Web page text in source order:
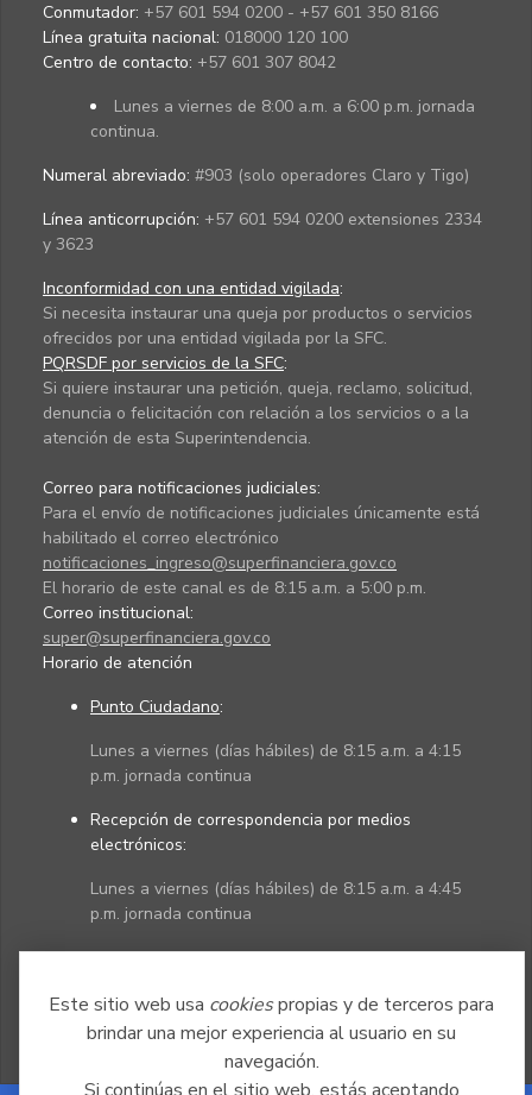
Este sitio web usa cookiespropias y de terceros para
brindar una mejor experiencia al usuario en su
navegación.
Conmutador: +57 601 594 0200 - +57 601 350 8166
Línea gratuita nacional: 018000 120 100
Centro de contacto: +57 601 307 8042
Lunes a viernes de 8:00 a.m. a 6:00 p.m. jornada
continua.
Numeral abreviado: #903 (solo operadores Claro y Tigo)
Línea anticorrupción: +57 601 594 0200 extensiones 2334
y 3623
Inconformidad con una entidad vigilada:
Si necesita instaurar una queja por productos o servicios
ofrecidos por una entidad vigilada por la SFC.
PQRSDF por servicios de la SFC:
Si quiere instaurar una petición, queja, reclamo, solicitud,
denuncia o felicitación con relación a los servicios o a la
atención de esta Superintendencia.
Correo para notificaciones judiciales:
Para el envío de notificaciones judiciales únicamente está
habilitado el correo electrónico
notificaciones_ingreso@superfinanciera.gov.co
El horario de este canal es de 8:15 a.m. a 5:00 p.m.
Correo institucional:
super@superfinanciera.gov.co
Horario de atención
Punto Ciudadano:
Lunes a viernes (días hábiles) de 8:15 a.m. a 4:15
p.m. jornada continua
Recepción de correspondencia por medios
electrónicos:
Lunes a viernes (días hábiles) de 8:15 a.m. a 4:45
p.m. jornada continua